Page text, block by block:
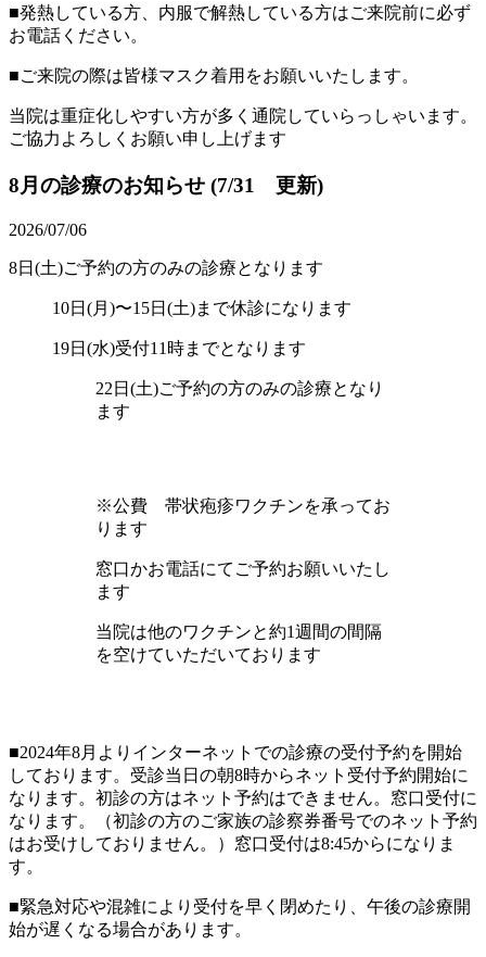
■発熱している方、内服で解熱している方はご来院前に必ず
お電話ください。
■ご来院の際は皆様マスク着用をお願いいたします。
当院は重症化しやすい方が多く通院していらっしゃいます。
ご協力よろしくお願い申し上げます
8月の診療のお知らせ (7/31 更新)
2026/07/06
8日(土)ご予約の方のみの診療となります
10日(月)〜15日(土)まで休診になります
19日(水)受付11時までとなります
22日(土)ご予約の方のみの診療となり
ます
※公費 帯状疱疹ワクチンを承ってお
ります
窓口かお電話にてご予約お願いいたし
ます
当院は他のワクチンと約1週間の間隔
を空けていただいております
■2024年8月よりインターネットでの診療の受付予約を開始
しております。受診当日の朝8時からネット受付予約開始に
なります。初診の方はネット予約はできません。窓口受付に
なります。（初診の方のご家族の診察券番号でのネット予約
はお受けしておりません。）窓口受付は8:45からになりま
す。
■緊急対応や混雑により受付を早く閉めたり、午後の診療開
始が遅くなる場合があります。